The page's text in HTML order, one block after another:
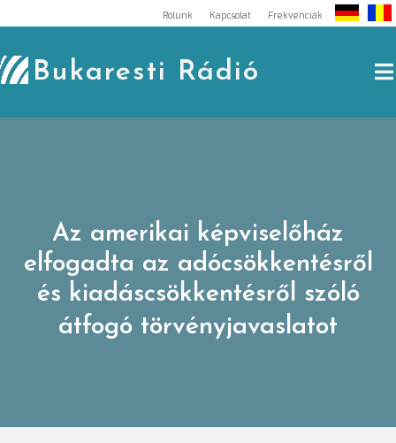
to
content
Rólunk Kapcsolat Frekvenciák
Bukaresti Rádió
Az amerikai képviselőház
elfogadta az adócsökkentésről
és kiadáscsökkentésről szóló
átfogó törvényjavaslatot